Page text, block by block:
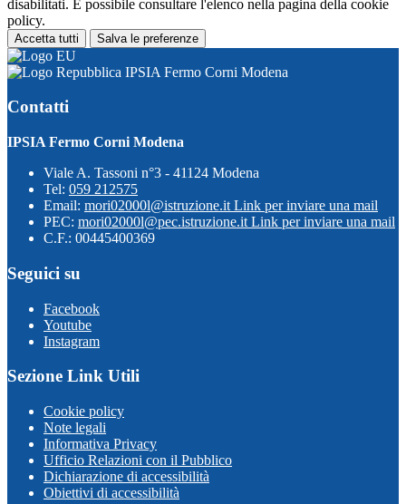
disabilitati. È possibile consultare l'elenco nella pagina della cookie
policy.
Accetta tutti Salva le preferenze
IPSIA Fermo Corni Modena
Contatti
IPSIA Fermo Corni Modena
Viale A. Tassoni n°3 - 41124 Modena
Tel: 059 212575
Email: mori02000l@istruzione.it Link per inviare una mail
PEC: mori02000l@pec.istruzione.it Link per inviare una mail
C.F.: 00445400369
Seguici su
Facebook
Youtube
Instagram
Sezione Link Utili
Cookie policy
Note legali
Informativa Privacy
Ufficio Relazioni con il Pubblico
Dichiarazione di accessibilità
Obiettivi di accessibilità